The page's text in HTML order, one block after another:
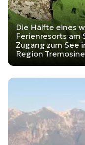
Die Hälfte eines
Ferienresorts am
Zugang zum See
Region Tremosine